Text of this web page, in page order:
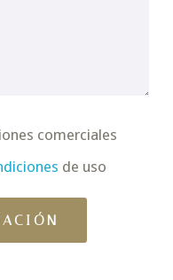
comerciales
de uso